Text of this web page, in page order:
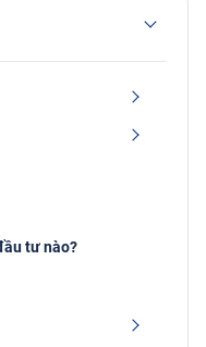
tư nào?